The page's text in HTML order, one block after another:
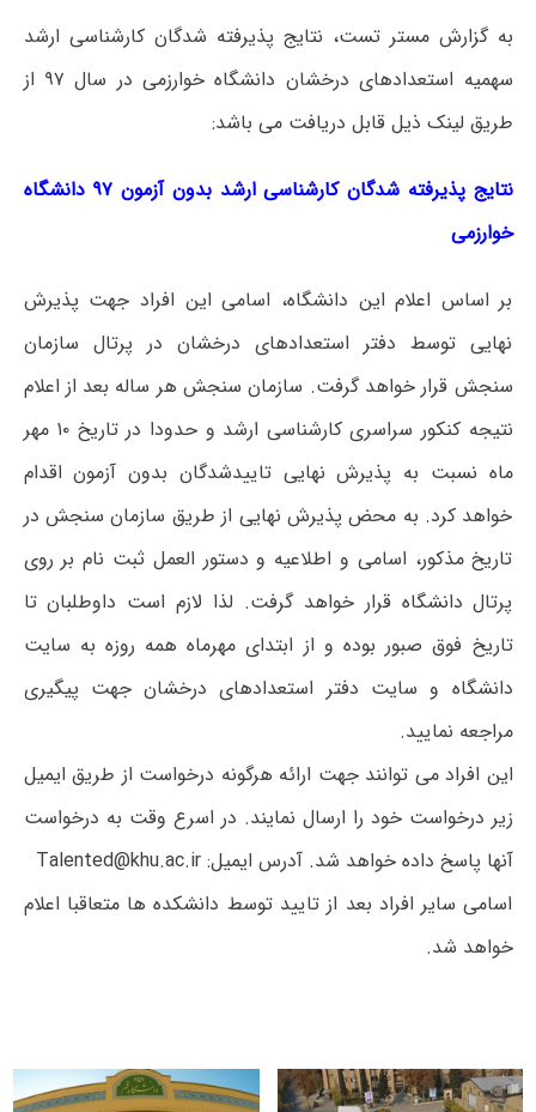
به گزارش مستر تست، نتایج پذیرفته شدگان کارشناسی ارشد
سهمیه استعدادهای درخشان دانشگاه خوارزمی در سال ۹۷ از
طریق لینک ذیل قابل دریافت می باشد:
نتایج پذیرفته شدگان کارشناسی ارشد بدون آزمون ۹۷ دانشگاه
خوارزمی
بر اساس اعلام این دانشگاه، اسامی این افراد جهت پذیرش
نهایی توسط دفتر استعدادهای درخشان در پرتال سازمان
سنجش قرار خواهد گرفت. سازمان سنجش هر ساله بعد از اعلام
نتیجه کنکور سراسری کارشناسی ارشد و حدودا در تاریخ ۱۰ مهر
ماه نسبت به پذیرش نهایی تاییدشدگان بدون آزمون اقدام
خواهد کرد. به محض پذیرش نهایی از طریق سازمان سنجش در
تاریخ مذکور، اسامی و اطلاعیه و دستور العمل ثبت نام بر روی
پرتال دانشگاه قرار خواهد گرفت. لذا لازم است داوطلبان تا
تاریخ فوق صبور بوده و از ابتدای مهرماه همه روزه به سایت
دانشگاه و سایت دفتر استعدادهای درخشان جهت پیگیری
مراجعه نمایید.
این افراد می توانند جهت ارائه هرگونه درخواست از طریق ایمیل
زیر درخواست خود را ارسال نمایند. در اسرع وقت به درخواست
آنها پاسخ داده خواهد شد. آدرس ایمیل: Talented@khu.ac.ir
اسامی سایر افراد بعد از تایید توسط دانشکده ها متعاقبا اعلام
خواهد شد.